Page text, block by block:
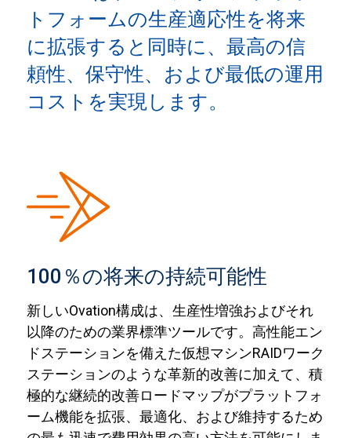
トフォームの生産適応性を将来
に拡張すると同時に、最高の信
頼性、保守性、および最低の運用
コストを実現します。
100％の将来の持続可能性
新しいOvation構成は、生産性増強およびそれ
以降のための業界標準ツールです。高性能エン
ドステーションを備えた仮想マシンRAIDワーク
ステーションのような革新的改善に加えて、積
極的な継続的改善ロードマップがプラットフォ
ーム機能を拡張、最適化、および維持するため